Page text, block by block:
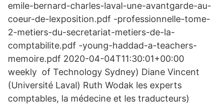
emile-bernard-charles-laval-une-avantgarde-au-
coeur-de-lexposition.pdf -professionnelle-tome-
2-metiers-du-secretariat-metiers-de-la-
comptabilite.pdf -young-haddad-a-teachers-
memoire.pdf 2020-04-04T11:30:01+00:00
weekly of Technology Sydney) Diane Vincent
(Université Laval) Ruth Wodak les experts
comptables, la médecine et les traducteurs)